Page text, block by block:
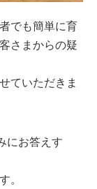
でも簡単に育
さまからの疑
ていただきま
にお答えす
。